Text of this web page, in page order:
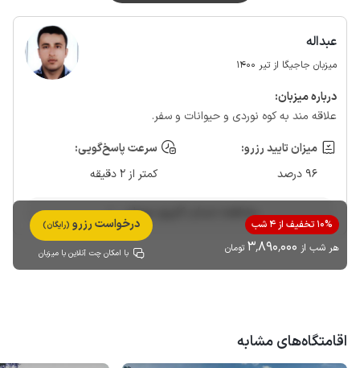
عبداله
میزبان جاجیگا از تیر 1400
درباره‌ میزبان:
علاقه مند به کوه نوردی و حیوانات و سفر.
میزان تایید رزرو:
96 درصد
سرعت پاسخ‌گویی:
کمتر از 2 دقیقه
مشاهده حساب کاربری میزبان
10% تخفیف از 4 شب
هر شب از 3٬890٬000 تومان
درخواست رزرو (رایگان)
با امکان چت آنلاین با میزبان
اقامتگاه‌های مشابه